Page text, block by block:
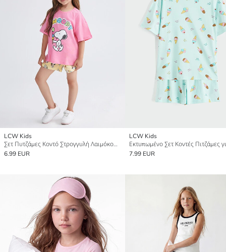
LCW Kids
Σετ Πυτζάμες Κοντό Στρογγυλή Λαιμόκοψη Snoopy Εκτυπωμένο για Κορίτσια
6.99 EUR
LCW Kids
7.99 EUR